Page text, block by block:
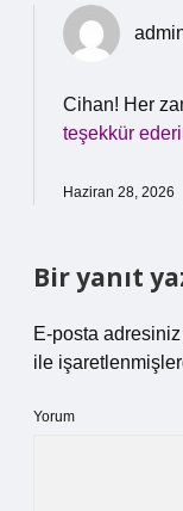
Cihan! Her
teşekkür
Haziran 28, 2026
Bir yanıt
E-posta
ile
Yorum